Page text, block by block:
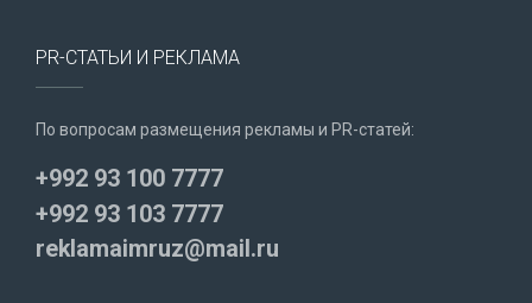
PR-СТАТЬИ И РЕКЛАМА
По вопросам размещения рекламы и PR-статей:
+992 93 100 7777
+992 93 103 7777
reklamaimruz@mail.ru